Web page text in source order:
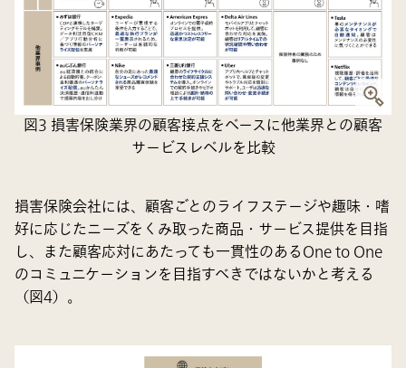
図3 損害保険業界の顧客接点をベースに他業界との顧客
サービスレベルを比較
損害保険会社には、顧客ごとのライフステージや趣味・嗜
好に応じたニーズをくみ取った商品・サービス提供を目指
し、また顧客応対にあたっても一貫性のあるOne to One
のコミュニケーションを目指すべきではないかと考える
（図4）。